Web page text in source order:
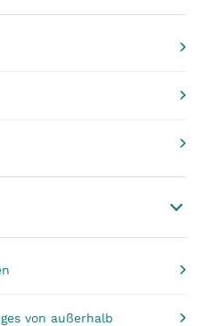
von außerhalb